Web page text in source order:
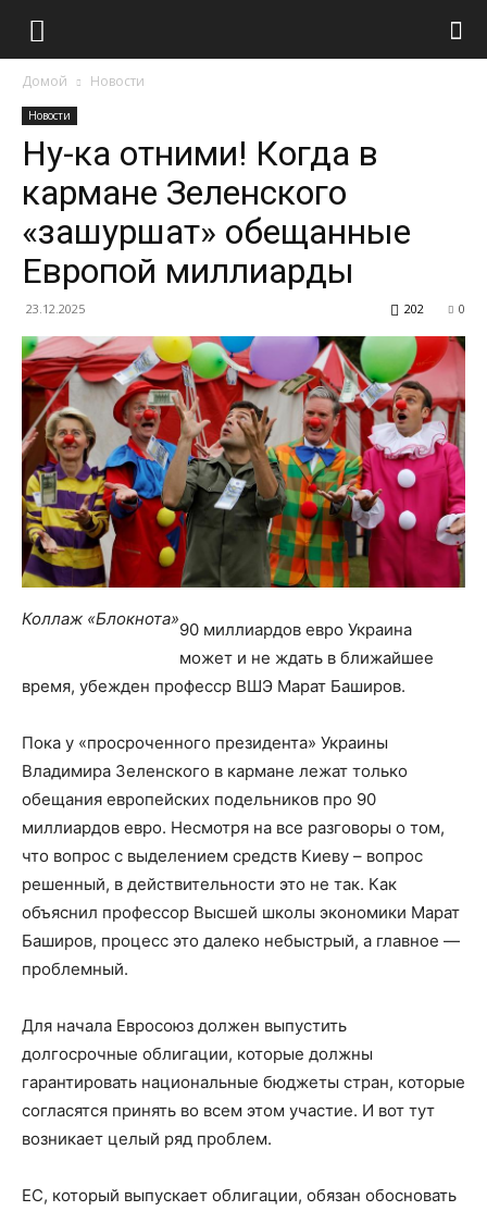
Домой Новости
Новости
Ну-ка отними! Когда в
кармане Зеленского
«зашуршат» обещанные
Европой миллиарды
23.12.2025 0
202
Коллаж «Блокнота»
90 миллиардов евро Украина
может и не ждать в ближайшее
время, убежден професср ВШЭ Марат Баширов.
Пока у «просроченного президента» Украины
Владимира Зеленского в кармане лежат только
обещания европейских подельников про 90
миллиардов евро. Несмотря на все разговоры о том,
что вопрос с выделением средств Киеву – вопрос
решенный, в действительности это не так. Как
объяснил профессор Высшей школы экономики Марат
Баширов, процесс это далеко небыстрый, а главное —
проблемный.
Для начала Евросоюз должен выпустить
долгосрочные облигации, которые должны
гарантировать национальные бюджеты стран, которые
согласятся принять во всем этом участие. И вот тут
возникает целый ряд проблем.
ЕС, который выпускает облигации, обязан обосновать